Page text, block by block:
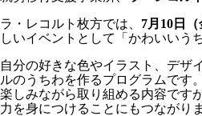
ラ・レコルト枚方では、 7月10日
しいイベントとして「かわいいう
自分の好きな色やイラスト、デザ
ルのうちわを作るプログラムです。
楽しみながら取り組める内容です
力を身につけることにもつながりま